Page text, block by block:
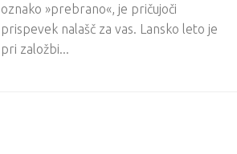
oznako »prebrano«, je pričujoči
prispevek nalašč za vas. Lansko leto je
pri založbi...